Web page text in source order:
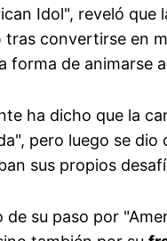
Idol", reveló que
tras convertirse en
forma de animarse
ha dicho que la
pero luego se dio
sus propios
de su paso por